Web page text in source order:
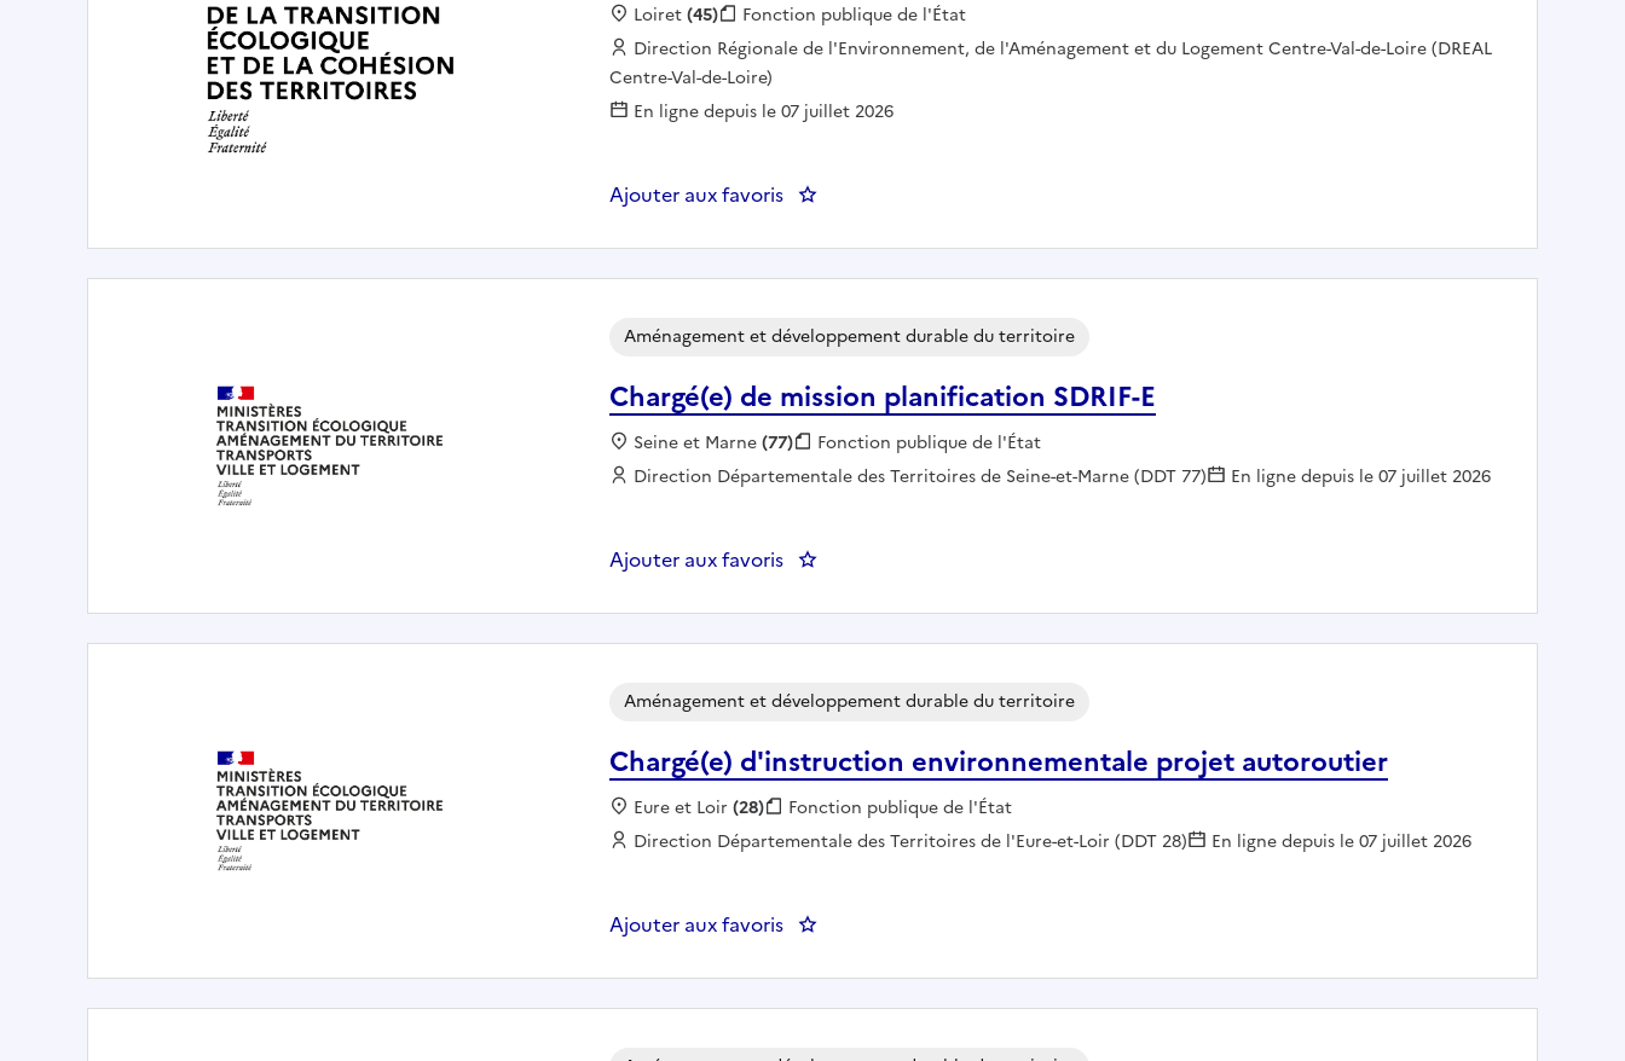
Localisation :
Loiret(45) Fonction publique :
Fonction publique de l'État
Employeur :
Direction Régionale de l'Environnement, de l'Aménagement et du Logement Centre-Val-de-Loire (DREAL
Centre-Val-de-Loire)
En ligne depuis le 07 juillet 2026
Ajouter aux favoris : Chef-fe unité contrôle sécurité ouvrages hydrauliques, Ad CD
Chargé(e) de mission planification SDRIF-E
Aménagement et développement durable du territoire
Localisation :
Seine et Marne(77) Fonction publique :
Fonction publique de l'État
Employeur :
Direction Départementale des Territoires de Seine-et-Marne (DDT 77) En ligne depuis le 07 juillet 2026
Ajouter aux favoris : Chargé(e) de mission planification SDRIF-E
Chargé(e) d'instruction environnementale projet autoroutier
Aménagement et développement durable du territoire
Localisation :
Eure et Loir(28) Fonction publique :
Fonction publique de l'État
Employeur :
Direction Départementale des Territoires de l'Eure-et-Loir (DDT 28) En ligne depuis le 07 juillet 2026
Ajouter aux favoris : Chargé(e) d'instruction environnementale projet autoroutier